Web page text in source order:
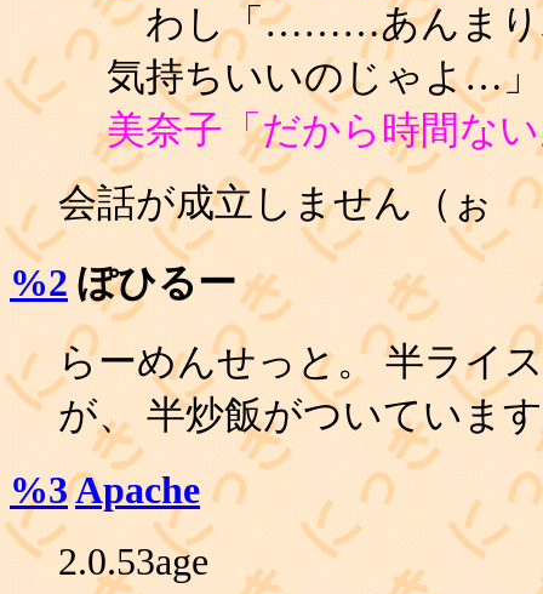
わし「………あんまり
気持ちいいのじゃよ…」
美奈子「だから時間な
会話が成立しません（ぉ
%2 ぽひるー
らーめんせっと。 半ライ
が、 半炒飯がついていま
%3Apache
2.0.53age